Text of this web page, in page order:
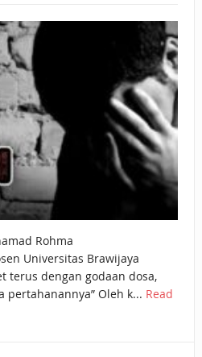
Rohma
Universitas Brawijaya
terus dengan godaan dosa,
pertahanannya” Oleh k... Read